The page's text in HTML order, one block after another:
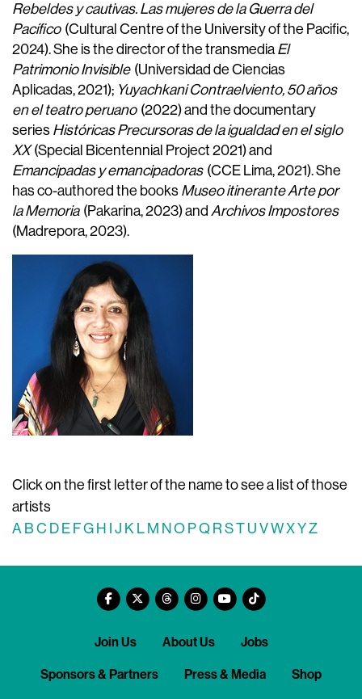
Rebeldes y cautivas. Las mujeres de la Guerra del
Pacífico (Cultural Centre of the University of the Pacific,
2024). She is the director of the transmedia El
Patrimonio Invisible (Universidad de Ciencias
Aplicadas, 2021); Yuyachkani Contraelviento, 50 años
en el teatro peruano (2022) and the documentary
series Históricas Precursoras de la igualdad en el siglo
XX(Special Bicentennial Project 2021) and
Emancipadas y emancipadoras (CCE Lima, 2021). She
has co-authored the books Museo itinerante Arte por
la Memoria (Pakarina, 2023) and Archivos Impostores
(Madrepora, 2023).
Click on the first letter of the name to see a list of those
artists
A B C D E FG H J K L M N O PQ R ST U VWXYZ
Join Us About Us Jobs
Sponsors & Partners Press & Media Shop